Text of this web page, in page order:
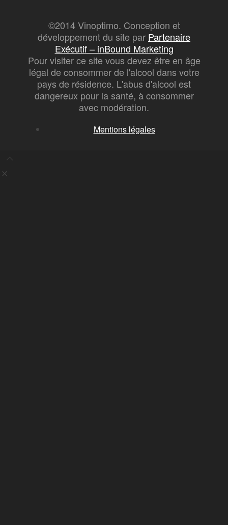
©2014 Vinoptimo. Conception et
développement du site par Partenaire
Exécutif – inBound Marketing
Pour visiter ce site vous devez être en âge
légal de consommer de l'alcool dans votre
pays de résidence. L'abus d'alcool est
dangereux pour la santé, à consommer
avec modération.
Mentions légales